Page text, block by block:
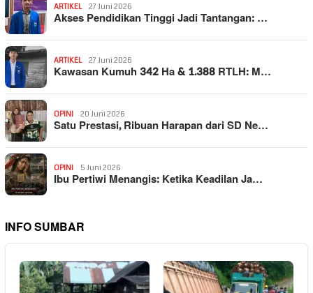
ARTIKEL 27 Juni 2026
Akses Pendidikan Tinggi Jadi Tantangan: …
ARTIKEL 27 Juni 2026
Kawasan Kumuh 342 Ha & 1.388 RTLH: M…
OPINI 20 Juni 2026
Satu Prestasi, Ribuan Harapan dari SD Ne…
OPINI 5 Juni 2026
Ibu Pertiwi Menangis: Ketika Keadilan Ja…
INFO SUMBAR